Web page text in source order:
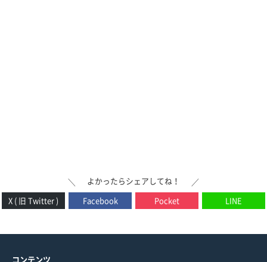
＼ よかったらシェアしてね！
／
X ( 旧 Twitter )
Facebook Pocket LINE
コンテンツ